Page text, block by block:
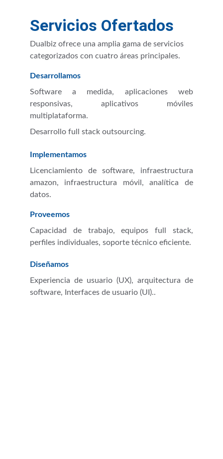
Servicios Ofertados
Dualbiz ofrece una amplia gama de servicios
categorizados con cuatro áreas principales.
Software a medida, aplicaciones web
responsivas, aplicativos móviles
multiplataforma.
Desarrollo full stack outsourcing.
Desarrollamos
Licenciamiento de software, infraestructura
amazon, infraestructura móvil, analítica de
datos.
Implementamos
Capacidad de trabajo, equipos full stack,
perfiles individuales, soporte técnico eficiente.
Proveemos
Experiencia de usuario (UX), arquitectura de
software, Interfaces de usuario (UI)..
Diseñamos